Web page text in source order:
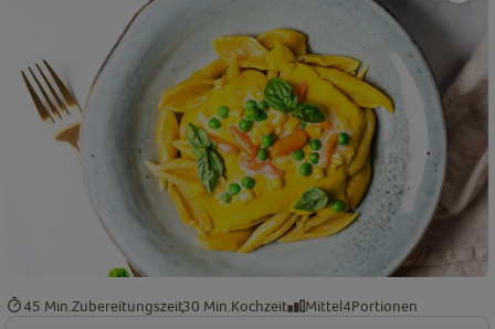
45 Min. Zubereitungszeit30 Min. Kochzeit Mittel4Portionen